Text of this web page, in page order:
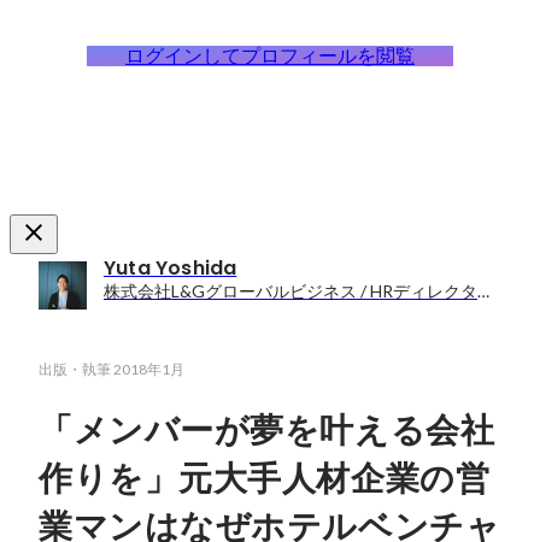
ログインしてプロフィールを閲覧
Yuta Yoshida
株式会社L&Gグローバルビジネス / HRディレクター＆事業開発
出版・執筆 2018年1月
「メンバーが夢を叶える会社
作りを」元大手人材企業の営
業マンはなぜホテルベンチャ